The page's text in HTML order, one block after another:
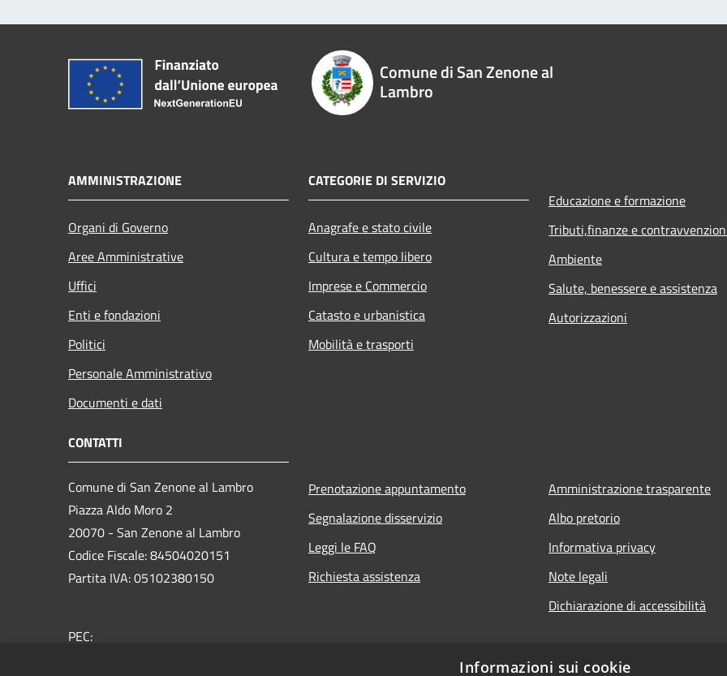
Comune di San Zenone al
Lambro
AMMINISTRAZIONE
Organi di Governo
Aree Amministrative
Uffici
Enti e fondazioni
Politici
Personale Amministrativo
Documenti e dati
CATEGORIE DI SERVIZIO
Anagrafe e stato civile
Cultura e tempo libero
Imprese e Commercio
Catasto e urbanistica
Mobilità e trasporti
Educazione e formazione
Tributi,finanze e
Ambiente
Salute, benessere e assistenza
Autorizzazioni
CONTATTI
Comune di San Zenone al Lambro
Piazza Aldo Moro 2
20070 - San Zenone al Lambro
Codice Fiscale: 84504020151
Partita IVA: 05102380150
PEC:
Prenotazione appuntamento
Segnalazione disservizio
Leggi le FAQ
Richiesta assistenza
Amministrazione trasparente
Albo pretorio
Informativa privacy
Note legali
Dichiarazione di accessibilità
Informazioni sui cookie